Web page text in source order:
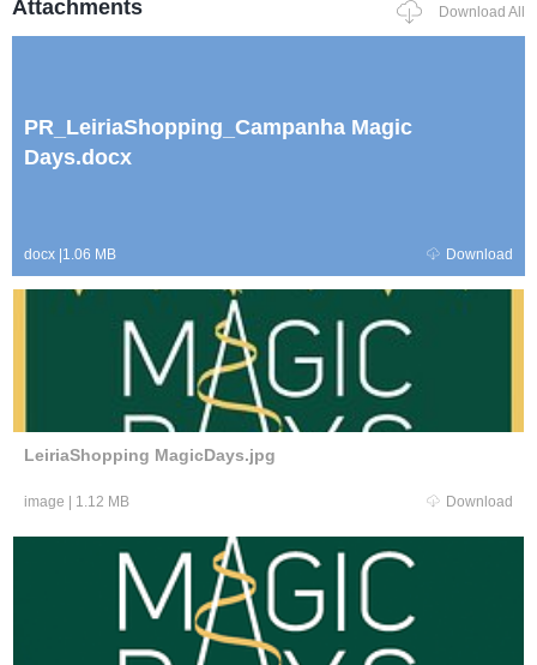
Attachments Download All
PR_LeiriaShopping_Campanha Magic
Days.docx
docx |1.06 MB Download
LeiriaShopping MagicDays.jpg
image | 1.12 MB Download